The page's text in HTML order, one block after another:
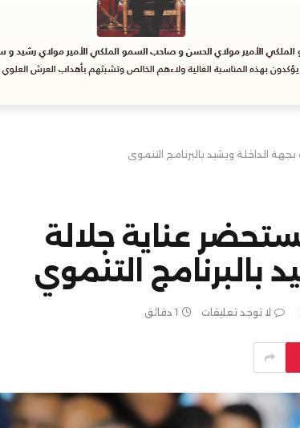
الداخلة ويشيد بالبرنامج التنموي
عناية جلالة
بالبرنامج التنموي
لا توجد تعليقات 1 دقائق